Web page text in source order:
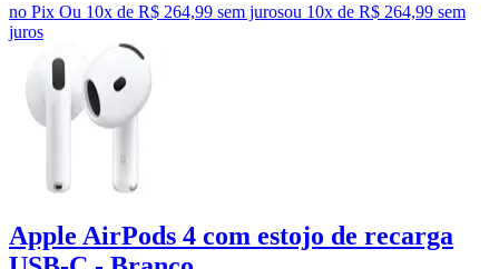
no Pix Ou 10x de R$ 264,99 sem jurosou 10x de R$ 264,99 sem
juros
Apple AirPods 4 com estojo de recarga